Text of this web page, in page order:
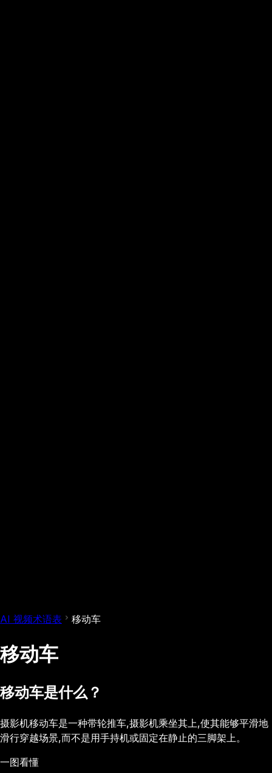
AI 视频术语表 移动车
移动车
移动车是什么？
摄影机移动车是一种带轮推车,摄影机乘坐其上,使其能够平滑地
滑行穿越场景,而不是用手持机或固定在静止的三脚架上。
一图看懂